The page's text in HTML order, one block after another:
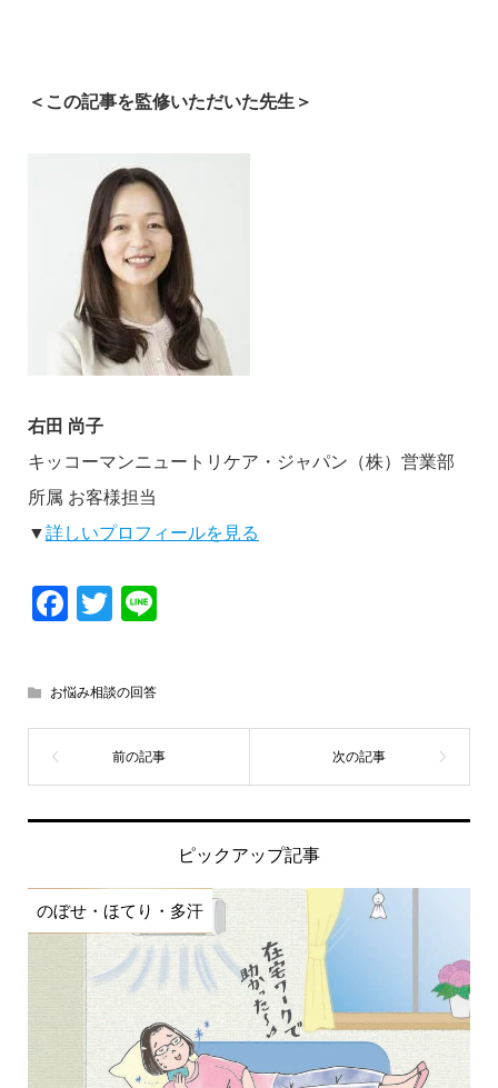
＜この記事を監修いただいた先生＞
右田 尚子
キッコーマンニュートリケア・ジャパン（株）営業部
所属 お客様担当
▼詳しいプロフィールを見る
Facebook
Twitter
お悩み相談の回答
ピックアップ記事
のぼせ・ほてり・多汗